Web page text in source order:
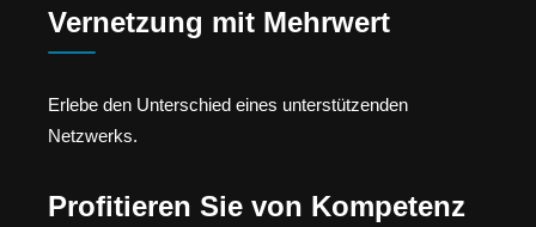
Vernetzung mit Mehrwert
Erlebe den Unterschied eines unterstützenden
Netzwerks.
Profitieren Sie von Kompetenz